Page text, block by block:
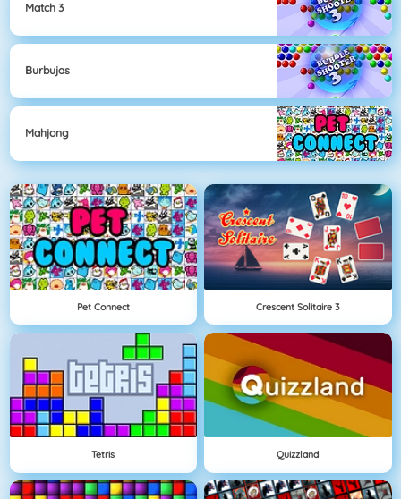
Match 3
Burbujas
Mahjong
Pet Connect Crescent Solitaire 3
Tetris Quizzland